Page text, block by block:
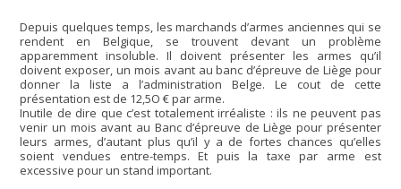
Depuis quelques temps, les marchands d’armes anciennes qui se
rendent en Belgique, se trouvent devant un problème
apparemment insoluble. Il doivent présenter les armes qu’il
doivent exposer, un mois avant au banc d’épreuve de Liège pour
donner la liste a l’administration Belge. Le cout de cette
présentation est de 12,5O € par arme.
Inutile de dire que c’est totalement irréaliste : ils ne peuvent pas
venir un mois avant au Banc d’épreuve de Liège pour présenter
leurs armes, d’autant plus qu’il y a de fortes chances qu’elles
soient vendues entre-temps. Et puis la taxe par arme est
excessive pour un stand important.